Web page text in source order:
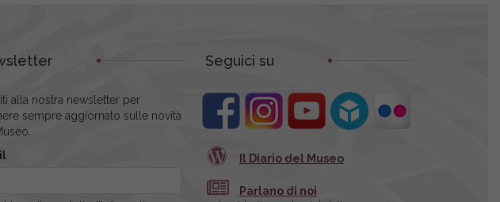
alla nostra newsletter per
sempre aggiornato sulle novità
Seguici su
Il Diario del Museo
Parlano di noi